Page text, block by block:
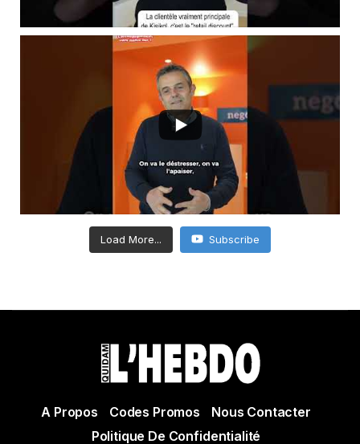
Load More... Subscribe
A Propos Codes Promos
Nous Contacter
Politique De Confidentialité